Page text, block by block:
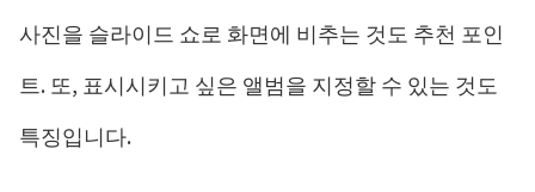
사진을 슬라이드 쇼로 화면에 비추는 것도 추천 포인
트. 또, 표시시키고 싶은 앨범을 지정할 수 있는 것도
특징입니다.